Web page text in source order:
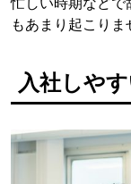
もあまり起こりま
入社しや